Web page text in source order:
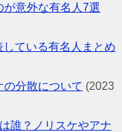
意外な有名人7選
ている有名人まとめ
分散について (2023
誰？ノリスケやアナ